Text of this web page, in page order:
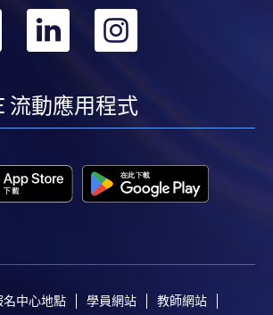
心或有關課程負責人索取。填妥申請
連同報名費/學費以及所需證明文件親
以郵遞方式遞交。
頒授課程內其他單元
授課程特設「註冊及學費通知」，適
頒授課程。
轉
youtube
轉
linkedin
流動應用程式
中心地點 學員網站 教師網站